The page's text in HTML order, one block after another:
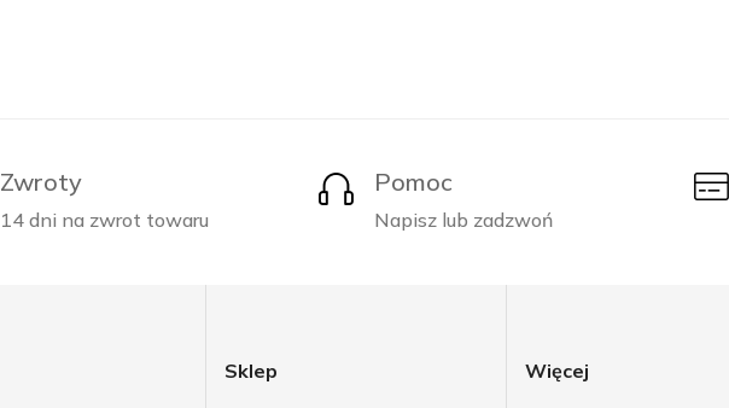
Zwroty
14 dni na zwrot towaru
Pomoc
Napisz lub zadzwoń
Sklep Więcej